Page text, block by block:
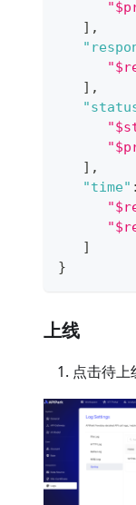
] ,
] ,
] ,
"time" :
]
}
上线
点击待上